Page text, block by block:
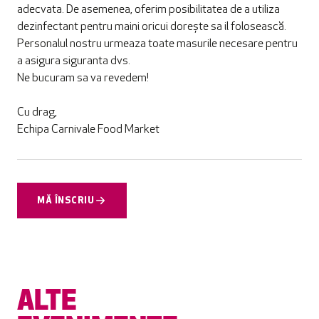
adecvata. De asemenea, oferim posibilitatea de a utiliza
dezinfectant pentru maini oricui dorește sa il folosească.
Personalul nostru urmeaza toate masurile necesare pentru
a asigura siguranta dvs.
Ne bucuram sa va revedem!
Cu drag,
Echipa Carnivale Food Market
MĂ ÎNSCRIU
ALTE